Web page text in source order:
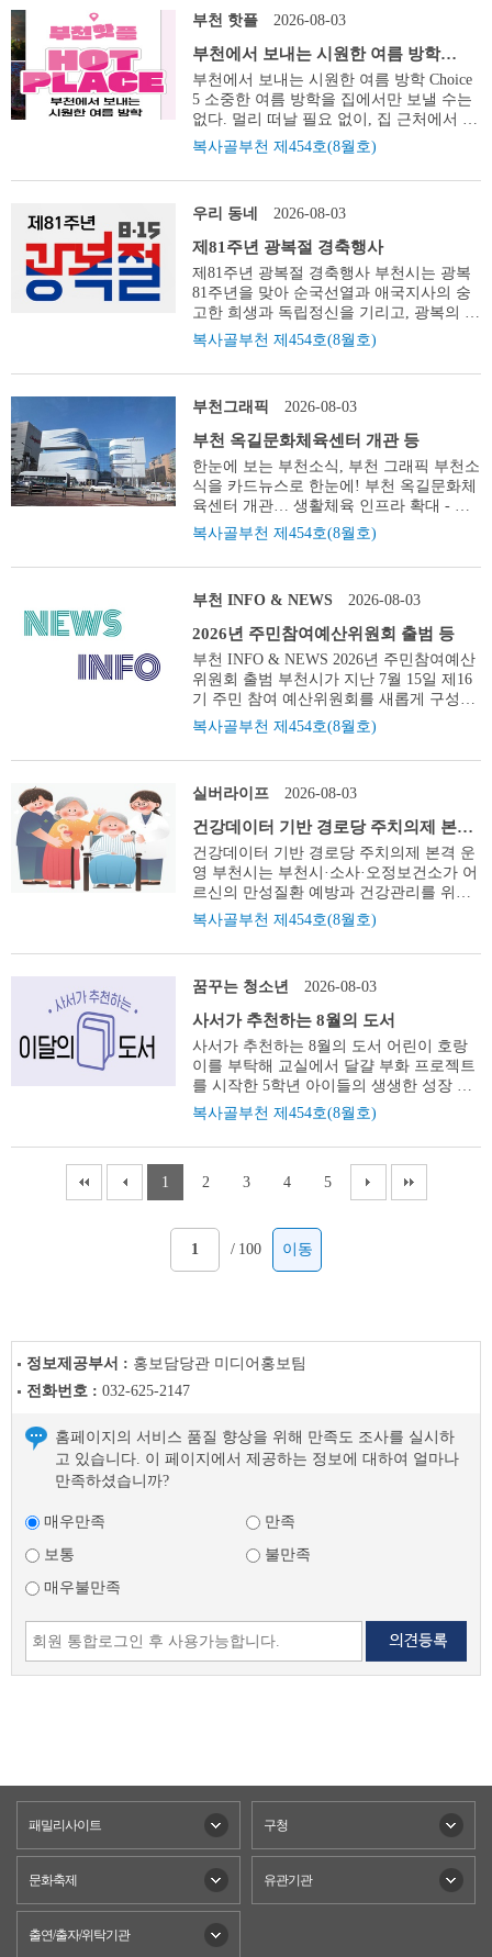
시민 누구나 24시간 전화로 요청 더+가까
장사업인 ‘그냥드림’을 확대해, 도움이 필
요한 시민이 전화로 요청하면 집배원이 생
필품을 가정으로 직접 전달하는 사업이다.
특히 전화 한 통으로 집배원이 직접 찾아가
했다. 부천시는 이번 사업을 위해 지난 6월
다. 신청방법은 간단하다. 도움이 필요한
는 부천시 콜센터(032-320-3000) 및 동 행
정복지센터, 야간에는 당직실로 전화 한 통
이면 바로 신청된다. 신청이 접수되면 우체
국 집배원이 직접 가정을 찾아 생필품을 전
달하며 안부를 살핀다. 거동이 불편해 외출
이 어려운 어르신이나 장애인도 집에서 편
안하게 지원받을 수 있어 더욱 의미가 크
대 더+가까이 집으로 그냥드림은 물품을
전달하는 데 그치지 않고 생활 여건을 함께
살펴 어려움은 없는지 세심하게 살피는 것
도 이 사업의 특징이다. 도움이 더 필요한
경우에는 복지서비스와 일자리, 돌봄 등 맞
춤형 지원으로 자연스럽게 이어지기도 한
다. 무엇보다 집배원이 1대 1로 방문하는
담도 덜고, 따뜻한 안부 인사를 나누며 마
게는 생필품 한 상자가, 또 누군가에게는
안부를 묻는 한마디가 다시 살아갈 힘이 된
다. 더+가까이 집으로 그냥드림은 누구나
존엄한 일상을 누릴 수 있도록 먼저 다가가
는 기본사회의 가치를 부천에서 실천하는
작은 시작이다. 따뜻한 관심이 이어질수록
부천은 누구도 소외되지 않는 따뜻한 공동
“더+가까이 집으로 그냥드림이 전한 희망”
체납할정도로 힘들었는데, 도와주셔서 고
맙습니다 세금을 체납하게 된 A씨 갑자기
형편이 어려워지면서 세금까지 밀리게 됐
어요. 어디에 도움을 요청해야 할지 몰라
막막한 시간만 보내고 있었죠. 그런데 국세
청 체납관리단을 통해 제 상황이 전달됐고,
부천시에서 먼저 연락을 주셨어요. 필요한
생필품을 지원받고 제 이야기를 들어주시
용기도 얻었습니다. 생필품 지원에서 일자
실직 중인 B씨 어머니는 연세가 많으시고
저는 실직 상태라 하루하루가 걱정이었습
니다. 생필품을 지원받은 것도 감사했지만,
거기서 끝나지 않았어요. 앞으로 어떻게 생
지플러스센터 같은 일자리 지원기관도 안
일어설 수 있다’는 희망을 얻은 것이 더 큰
선물이었습니다. 물품보다 더 큰 선물은 안
일이 거의 없습니다. 몸이 불편해 외출도
쉽지 않은데 집까지 찾아와 필요한 물품을
요. 앞으로 안부살핌 우편서비스도 진행해
주신다니, 혼자가 아니라는 사실에 든든함
하인 자녀가 1명이라도 있는 가정 내 용 수
도 요금 부과 금액의 5%에 해당하는 금액
방 법 행정복지센터 또는 상하수도 홈페이
지(water.bucheon.go.kr) 신청 소중한 물 자
원 지키고 싶다면! 상수도 누수신고 포상제
신고대상 시 관리 상수관로상의 자연발생
누수 발견 시(옥내 누수 제외) 신고포상금
온누리 상품권(1만 원권 2매) 방 법 부천시
스 대 상 부천시 상하수도 요금 납부자 방
이버 창구→ 납부편의 창구→전자고지 (알
림톡) 신청 오프라인 : 부천시 콜센터(032-
320-3000) 전화 수도 사용량 이젠 한눈에!
보이는 수도사용량 조회 서비스 대 상 스마
량 조회 방 법 부천시 상하수도 요금납부
정집 및 상가, 빌딩건물 등 수돗물) 방 법
돗물 안심확인제 (ilovewater.or.kr) 수질검
사 신청 절 차 접수→방문일자 협의→방문
및 채수→수질검사결과 발송(채수 후 20일
이내) 수도요금 과다청구가 의심될 때! 수
도계량기 이상 시험 신청 청구절차 및 시험
신청서 작성→접수→검토(검침사용량, 옥
내 누수)→ 현장 수도계량기 철거 후 성능
사용 공차 범위 내 : 시험청구 수수료 부과
수도계량기 사용 공차 범위 초과 : 요금정
산 방 법 수도시설과 신청(032-625-3324)
水 궁금해요 자주 하는 질문 Q&A Q 이사
하는데 수도 요금은 어떻게 해야 하나요?
A 이사하는 당일까지의 요금을 계산하여
납부하거나 이사 나가는 분과 새로 이사 오
사 당일에 수도계량기의 지침을 확인 ❷ 부
정산요청 또는 부천시 온라인 상하수도 홈
페이지(waterpay.bucheon.go.kr)에서 온라인
으로 중간정산 → 화면 상단 이사요금정산
❸ 중간정산한 금액을 즉시 납부하거나 새
로 이사 오는 분에게 현금으로 인수인계 ※
아파트 등 공용수도 사용자의 경우 관리사
무실 등 자체 요금관리자에게 요청하세요.
는데 어떻게 해야 하나요? A 상수도 요금
이 평소보다 과다 부과되는 경우는 다음과
같습니다. ▪계절적인 요인, 경조사 등으로
많이 사용한 경우 ▪수도계량기 이후의 수도
배관에서 누수가 발생된 경우 ▪수도계량기
고장 ▪수용가의 부주의로 방류된 경우 누수
의 경우 ❶ 누수 확인 방법 : 물을 사용하지
않는데도 수도계량기의 별모양이 돌아가
거나 디지털 계량기의 계기판 숫자가 바뀌
기 등은 수도꼭지를 항상 열어둔 상태에서
물이 필요할 때 자동으로 물을 채워넣기 때
보이지 않는 바닥이나 벽속의 보일러 배관,
수도배관의 누수인 경우 수도설비업체에
요청하여 누수공사를 실시(고지서 통지일
계량기 자체 고장여부 확인. 수도시설과
(032-625-3324)로 계량기 시험 청구 신청
야 할까요? A 급수중지 신청 또는 폐전 신
청을 하시면 됩니다. 신청방법은 다음과 같
는 수도행정과에 급수중지 신청을 하면 됩
금까지 사용한 수도요금을 정산하여야 하
급수중지 해제신청을 하면 됩니다. 폐전신
청 도로개설, 재건축 등으로 기존 수도를
처분 취소)할 수가 없습니다. 더 많은 Q&A
맥주, 시민참여, 지역상생이 자연스럽게 어
루어진 복합문화축제로 오감이 즐거웠다.
문화와 일상의 즐거움이 만들어낸 뜨거운
부천의 여름 풍경을 사진으로 엮었다. 글
김윤경 2026 BIFAN 부천국제판타스틱영화
제 30주년을 맞이한 부천국제판타스틱영
화제는 7월 2일 저녁 화려한 개막식을 시작
행사를 통해 7월 12일까지 관객과 만났다.
올해 레드카펫에는 장미희 조직위원장을
비롯해 이준익 감독, 이정현 배우, 판빙빙
배우, 원화평 감독, 이자벨 위페르 배우 등
국·내외 영화인들이 자리해 열기를 더했다.
개막식은 송승환 감독의 연출로 ‘휴머노이
드 로봇과 인간의 조화’를 다루는 축하공연
이 꾸며져 눈길을 끌었다. 부천시청 잔디광
장에 설치된 ‘판타스틱 포털’은 올해 30주
화했음을 알렸다. FESTIVAL 부천 위조이
푸른 잔디광장에서 마시는 시원한 수제 맥
주 한 잔은 여름 더위를 날려주기에 충분했
다. 부천FC 응원도 빠질 수 없다. 부천FC
팬들은 원정경기 생중계를 시청 잔디광장
열정적으로 응원했다. 찌는 듯한 낮 더위가
맥주 한 잔에 어느새 즐거운 추억이 쌓여간
지 않는다. 여름이기에 누릴 수 있는 낭만
과 여유를 찾는 사람들로 시청 잔디광장은
가득 메워졌다.
부천 핫플 2026-08-03
부천에서 보내는 시원한 여름 방학
Choice 5
부천에서 보내는 시원한 여름 방학 Choice
5 소중한 여름 방학을 집에서만 보낼 수는
없다. 멀리 떠날 필요 없이, 집 근처에서 즐
길 수 있는 부천의 도심 속 피서지는 어디
일까. 가까이서 더위를 달래 줄 부천의 여
름 쉼터 다섯 곳을 담았다. 밤공기 속 반짝
름밤을 느끼기엔 공원이 제격이다. 부천자
연생태공원의 밤은 낮의 푸릇한 풍경과는
완전히 다른 세상이 된다. 이곳은 ‘도화몽
(桃花夢, 복사꽃의 꿈)’을 테마로, 조명과
미디어 아트가 밤하늘을 수놓는 ‘부천 루미
나래’다. 은은한 불빛 아래를 걷는 것만으
로도, 낮 동안의 더위와 스트레스가 금세
660 부천자연생태공원 운영시간 화~일요
일 20:00~23:30 ※22:20 마지막 입장 *매주
월요일 휴관 단, 월요일이 공휴일인 경우
개관하며 다음 날 휴관 문의 032-320-3000
부천 루미나래 온라인 예약하기 상쾌한 물
줄기 가득한 여름 놀이터 공원 물놀이장 역
시 여름의 하이라이트는 온몸으로 누리는
시원함이다. 올여름에는 집 앞에서 간편하
게 물놀이를 즐기는 건 어떨까. 부천의 일
을 첨벙이다 보면, 한여름의 무더위가 깨끗
※ 기상, 예산 및 현장 여건에 따라 탄력적
기간 운영 운영시간 매일 10:00~17:00 (45
분 운영, 15분 휴식 / 6회 운영) *월요일, 우
천시 휴장 공원 물놀이장 개장 현황 확인하
과학관 우리 동네에서 밤하늘의 우주를 가
이다. 사진으로만 보던 행성과 달의 표면을
씩 발견 해 보자. 설렘 가득한 여름밤이 깊
어 갈 것이다. 주소 부천시 원미구 부천로
264번길 117 운영시간 화, 수, 목, 일요일 |
9:30~17:30 (점검 시간 11:30~12:30) 금, 토
요일 | 9:30~21:30 (점검 시간 17:30~18:30)
*매주 월요일, 공휴일 다음 날 휴관 문의
032-674-7057 *여름방학 야간 프로그램 운
문과학관 알아보기 높은 층고를 채운 감성
아지트 부천아트벙커B39 쓰레기를 태우던
소각장이 부천에서 손꼽는 예술 중심지가
됐다. 세월의 흔적인 거대한 층고와 거친
콘크리트 벽면이 현대 예술을 만나 시공간
이 겹치는 듯 이색적이다. 조용히 사색하고
싶을 때, 서늘한 실내에서 힙한 감성을 충
천시 오정구 삼작로 53 운영시간 화~일요
일 10:00~17:00 *매주 월요일, 공휴일 휴관
문의 032-625-9482 부천아트벙커B39 알아
도서관&박물관 지갑은 가볍게, 양손은 무
겁게. 여름철 최고의 피서 명당 이 도서관
이라는 사실은 공공연한 비밀이다. 부천 시
열기를 피해 숨어들기 딱 좋은 이유다. 부
천시도서관 알아보기 부천시박물관 알아
복사골부천 제454호(8월호)
우리 동네 2026-08-03
제81주년 광복절 경축행사
제81주년 광복절 경축행사 부천시는 광복
81주년을 맞아 순국선열과 애국지사의 숭
고한 희생과 독립정신을 기리고, 광복의 역
사와 미래 가치를 시민과 함께 나누기 위한
다양한 경축행사를 연다. 온 가족이 함께
참여해 광복의 의미와 잊지 말아야 할 역사
경축식 광복의 의미를 시민과 함께 나누는
기념식 일시 8. 15.(토) 10:00 내용 식전공
연, 유공자 표창, 기념사 및 경축사, 광복절
기념 재현극 공연 장소 부천시청 어울마당
(2층) 체험 백범 김구와 부천 어린이의 만
남 「2026 나의 소원」 김구 선생의 소원과
부천 어린이의 소원을 잇는 참여형 체험 일
비 전시 독도 역사·자연 사진전 사진으로
만나는 우리 땅 독도의 역사와 자연 일시 8.
10.(월) ~ 8. 17.(월) 장소 부천시청 로비 공
연 부천시민 815 통일음악회 광복의 감동
과 평화의 가치를 전하는 시민 음악회 일시
8. 14.(금) 19:00 장소 부천시청 잔디광장 체
험 독립운동가 체험 포토존 「1945년, 그날
의 나」 독립운동가가 되어 광복의 순간을
기억하는 체험형 포토존 일시 8. 15.(토) ~
기에 담긴 의미를 배우는 참여형 체험 일시
※ 모든 프로그램은 사전 신청 없이 현장접
수로 무료 운영됩니다.
복사골부천 제454호(8월호)
부천그래픽 2026-08-03
부천 옥길문화체육센터 개관 등
한눈에 보는 부천소식, 부천 그래픽 부천소
식을 카드뉴스로 한눈에! 부천 옥길문화체
육센터 개관… 생활체육 인프라 확대 - 수
영장·다목적체육관·헬스장, GX실 갖춘 복
합체육시설 - 아이부터 어르신까지 함께 누
리는 생활체육 거점 기대 - 시민 건강 증진
램 마련 ‘폭염 대응’ 생수 무료제공… ‘오아
시水’ AI 생수냉장고 - 폭염 대응 AI생수냉
장고 통한 무료 생수 제공 - 부천역, 마루광
장, 중앙공원, 소사청소년경찰학교, 원종사
거리 부천축산농협에 설치 - ARS 본인인증
후 생수 수령, 1인 1병 원칙 국내 자매도시
및 해외 교류도시 관광시설 할인…최대
매도시 관광시설 할인 혜택 제공 - 경북 봉
화군, 전남 진도군, 전북 무주군, 충북 옥천
군, 강원 강릉시, 충남 공주시 등 19개 관광
시설 할인 - 해외 교류도시인 일본 오카야
마시 관광시설, 체험료, 숙박료도 할인 ‘디
지털 문해정거장’ 운영… 디지털 체험 확대
- 디지털 기기 활용에 어려움을 겪는 시민
을 돕는 ‘디지털 문해정거장’ 8월부터 운영
- 문해·장애인·다문화 기관 대상으로 부천
능 체험과 딥페이크 예방 교육 진행 이번
호 복사골부천 속 기사를 꼼꼼히 읽고 문제
에 대한 정답을 찾아서 보내주세요. 매월 8
명을 선정해 커피쿠폰 5천 원을 보내드립
니다. 응모기간 8월 20일 까지 응모방법 이
메일(boksagol2025@naver.com)로 제출 ※
수. ※ 접수된 이메일은 마감일 다음 날 순
천시는 도움이 필요한 시민이 전화로 요청
하면 집배원이 생필품을 가정으로 직접 전
행, 큰 호응을 얻고 있습니다. ○○○ ○○○○은
무엇일까요? 정답 ○○○ ○○○○ +++++++ 7월
호 정답 더 큰 부천 2026년 7월 부천QUIZ
ky**5@naver.com 강선주 m**6@naver.com
강미아 km**4@naver.com 김연숙
복사골부천 제454호(8월호)
부천 INFO & NEWS 2026-08-03
2026년 주민참여예산위원회 출범 등
부천 INFO & NEWS 2026년 주민참여예산
위원회 출범 부천시가 지난 7월 15일 제16
기 주민 참여 예산위원회를 새롭게 구성하
고 활동에 돌입했다. 이번 회의에는 공개모
집과 추천 등을 통해 선정된 60명의 위원이
참석했으며, 시민 예산 학교 교육을 시작으
획 설명, 위원회와 6개 분과위원회 임원진
선출 등이 진행됐다. 이날 위촉된 위원들은
주민참여예산 제안사업을 심의와 사업 현
장 모니터링 등 예산 편성 과정에서 활동하
게 된다. 예산법무과 032-625-2526 12월 14
일까지 주민등록 사실조사 실시 부천시는
오는 12월 14일까지 주민등록사항과 실제
실조사’를 실시한다. 이번 사실조사는 주민
등록지와 실거주지의 일치 여부를 확인해
주민등록 정보를 정비하고 행정서비스의
정확성을 높이기 위해 추진한다. 조사는 비
대면 조사와 방문 조사로 나눠 진행한다.
비대면 조사는 7월 20일부터 9월 7일까지
본인의 주민등록지에서 정부24 앱을 통해
참여할 수 있으며, 주민등록지가 같은 세대
는 세대원 1명이 대표로 응답하면 된다. 비
이 거주지를 방문해 확인한다. 민원과 032-
대주(개인분) 또는 사업소를 둔 개인사 업
자와 법인(사업소분) 납부기간 8. 16.(일) ~
8. 31.(월)(개인분) 8. 1.(토) ~ 8. 31.(월)(사
032-625-6180~4, 오정구 세무과 032-625-
지 공모부문 단편만화, 카툰 참가자격 정식
연재 및 출판 경력이 없는 창작 작품으로
전체 연령 가능 작품 제출서류 참가신청서,
인 접수(구글폼) 문 의 한국만화영상진흥
원 032-310-3020 AI 디지털 리터러시 프로
※ 8월: 기초교육 2개 / 9~10월: 생활 및 심
피를 색칠하는 어린이 참여형 독서 이벤트
② 그림책 ‘선녀세탁소’원화 전시회 운영
기간/장소 8월 한달간 / 별빛마루도서관(2
층 별빛서재) 내 용 「선녀세탁소」 원화
12점 전시 문 의 별빛마루도서관 032-625-
9772 공공심야약국 365일 야간 운영 운영
시간 연중무휴 22:00 ~ 익일 01:00 대 상 야
간시간대 의약품 구입이 필요한 시민 운영
장소 공공심야약국 4개소 기타사항 휴일지
복사골부천 제454호(8월호)
실버라이프 2026-08-03
건강데이터 기반 경로당 주치의제 본격
운영
건강데이터 기반 경로당 주치의제 본격 운
영 부천시는 부천시·소사·오정보건소가 어
르신의 만성질환 예방과 건강관리를 위해
‘2026년 경로당 주치의제’를 본격 운영한
다. 경로당 주치의제는 의사회·치과의사회
·한의사회·약사회·간호사회 등 5개 의·약단
사업 간호사가 함께 경로당을 찾아가는 사
업이다. 고혈압·당뇨 등 만성질환 관리, 구
강 건강 점검, 한방진료, 복약 상담, 건강관
리 교육 등 어르신 맞춤형 건강서비스를 제
공한다. 올해는 스마트경로당에서 축적된
혈압·혈당 건강데이터를 분석해 건강관리
필요도가 높은 경로당 40개소를 선정했으
한다. 특히 스마트경로당 건강데이터와 경
로당 주 치의제를 연계해 건강위험요인을
조기에 확인하고 만성질환 예방과 건강생
9807 신중년 노후준비지원센터 여름나기
쉼터 운영 기간 2026. 8. 31.(월)까지, 평일
09:00 ~ 18:00 대상 부천시민 누구나 자유
모임 공간 대여, 노후준비 맞춤형 상담 및
정보제공 문의 032-625-4791~4 시원한 생
치매선별검사, 구강보건교육, 사전연명의
료의향서 상담 혹서기 기간(7~9월) 동안 안
마버스 방문자에게 시원한 생수 무료 제공
황에 따라 변동 가능
복사골부천 제454호(8월호)
꿈꾸는 청소년 2026-08-03
사서가 추천하는 8월의 도서
사서가 추천하는 8월의 도서 어린이 호랑
이를 부탁해 교실에서 달걀 부화 프로젝트
를 시작한 5학년 아이들의 생생한 성장 동
화이다. 깨진 달걀 사건의 범인인 ‘검은 모
자’를 추리하는 흥미진 진한 전개를 담고
있다. 설상록 ㅣ 비룡소 ㅣ 2025 탐정 명아
가 도난 사건을 해결하며 학교 주변의 괴담
과 미스터리를 파헤친다. 숨겨진 진실을 과
학적 추리로 밝혀내는 미스터리 동화이다.
배연우 ㅣ 비룡소 ㅣ 2025 행운음원 초보
유투버 유니가 ‘행운음원’에 소원을 빈 뒤
정을 그렸다. 차삼동 ㅣ 비룡소 ㅣ 2025 청
소년 죽이고 싶은 아이2 『죽이고 싶은 아
닫는 긴장강 넘치는 이야기이다. 이꽃님 ㅣ
우리학교 ㅣ 2024 셰이커 고등학교때 친구
게 되면서 나우가 진정으로 원 하는 것을
아이들의 치열한 노력을 담았다. 복수가 아
닌 연대를 선택하며 한층 더 성장하는 모습
을 보여준다. 김선미 ㅣ 위즈덤하우스 ㅣ
2025
복사골부천 제454호(8월호)
1 2 3 4 5
/ 100 이동
정보제공부서 : 홍보담당관 미디어홍보팀
전화번호 : 032-625-2147
홈페이지의 서비스 품질 향상을 위해 만족도 조사를 실시하
고 있습니다. 이 페이지에서 제공하는 정보에 대하여 얼마나
만족하셨습니까?
매우만족
만족
보통
불만족
매우불만족
패밀리사이트 구청
문화축제 유관기관
출연/출자/위탁기관